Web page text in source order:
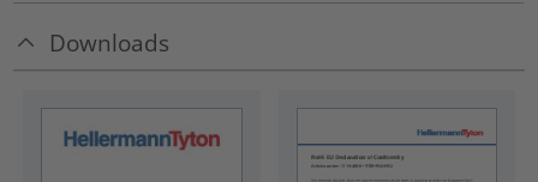
Downloads